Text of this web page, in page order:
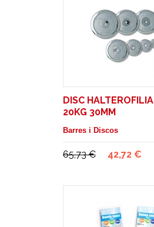
DISC
20KG 30MM
Barres i Discos
65,73 € 42,72 €